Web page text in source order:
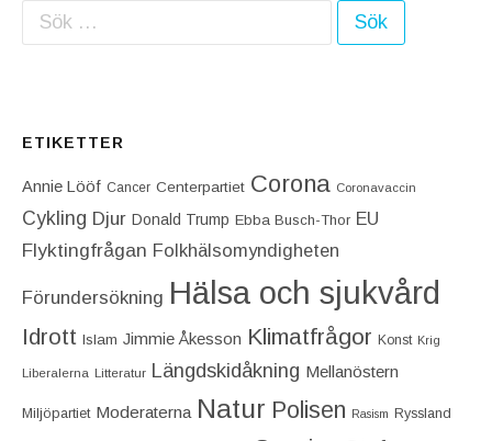
Sök efter:
ETIKETTER
Annie Lööf Cancer Centerpartiet‎ Corona Coronavaccin
Cykling Djur Donald Trump Ebba Busch-Thor EU
Flyktingfrågan Folkhälsomyndigheten
Förundersökning Hälsa och sjukvård
Idrott Islam Jimmie Åkesson Klimatfrågor Konst Krig
Liberalerna Litteratur Längdskidåkning Mellanöstern
Miljöpartiet Moderaterna Natur Polisen Rasism Ryssland